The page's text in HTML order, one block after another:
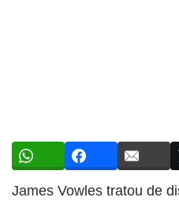
James Vowles tratou de